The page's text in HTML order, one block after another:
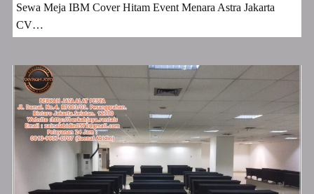
Sewa Meja IBM Cover Hitam Event Menara Astra Jakarta
CV…